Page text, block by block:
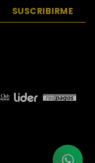
SUSCRIBIRME